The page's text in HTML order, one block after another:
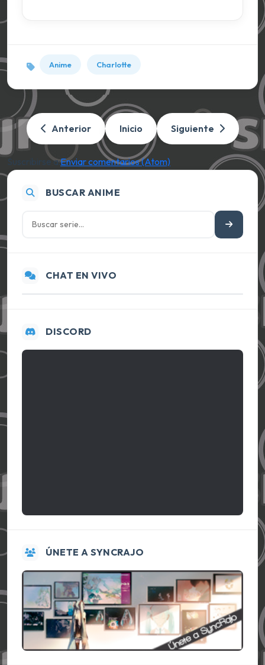
Anime Charlotte
Anterior Inicio Siguiente
Suscribirse a:Enviar comentarios (Atom)
BUSCAR ANIME
CHAT EN VIVO
DISCORD
ÚNETE A SYNCRAJO